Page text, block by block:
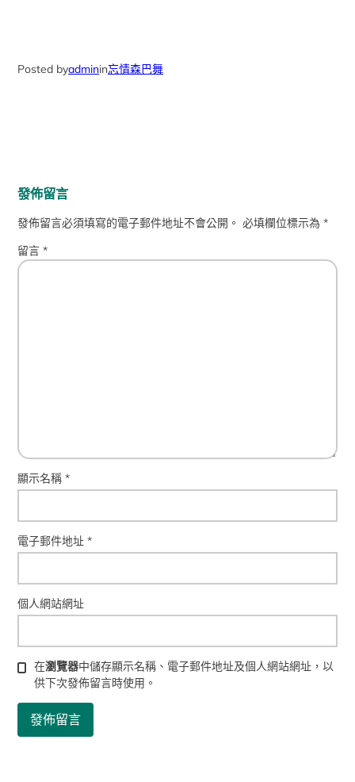
Posted byadminin忘情森巴舞
發佈留言
發佈留言必須填寫的電子郵件地址不會公開。 必填欄位標示為*
留言*
顯示名稱*
電子郵件地址*
個人網站網址
在瀏覽器中儲存顯示名稱、電子郵件地址及個人網站網址，以
供下次發佈留言時使用。